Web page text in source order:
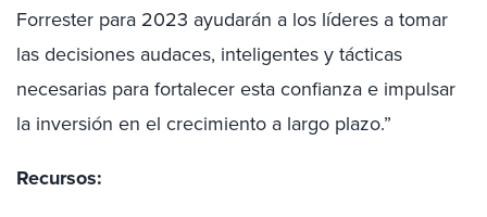
Forrester para 2023 ayudarán a los líderes a tomar
las decisiones audaces, inteligentes y tácticas
necesarias para fortalecer esta confianza e impulsar
la inversión en el crecimiento a largo plazo.”
Recursos: